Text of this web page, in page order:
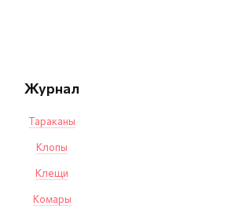
Журнал
Тараканы
Клопы
Клещи
Комары